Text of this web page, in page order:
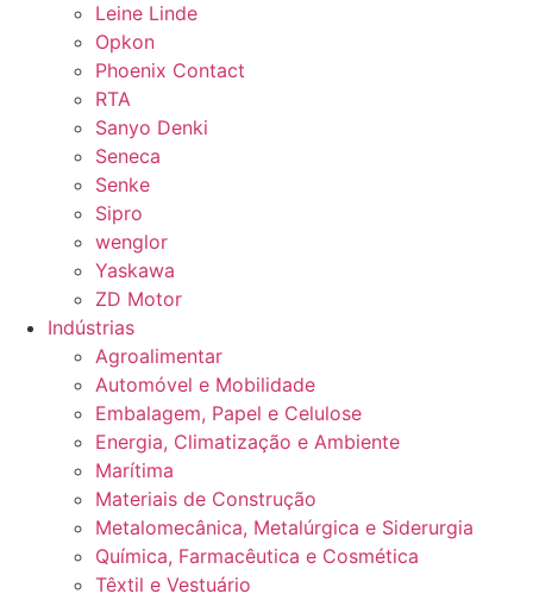
Leine Linde
Opkon
Phoenix Contact
RTA
Sanyo Denki
Seneca
Senke
Sipro
wenglor
Yaskawa
ZD Motor
Indústrias
Agroalimentar
Automóvel e Mobilidade
Embalagem, Papel e Celulose
Energia, Climatização e Ambiente
Marítima
Materiais de Construção
Metalomecânica, Metalúrgica e Siderurgia
Química, Farmacêutica e Cosmética
Têxtil e Vestuário